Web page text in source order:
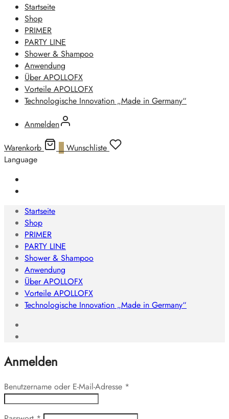
Startseite
Shop
PRIMER
PARTY LINE
Shower & Shampoo
Anwendung
Über APOLLOFX
Vorteile APOLLOFX
Technologische Innovation „Made in Germany“
Anmelden
Warenkorb
Wunschliste
Language
Startseite
Shop
PRIMER
PARTY LINE
Shower & Shampoo
Anwendung
Über APOLLOFX
Vorteile APOLLOFX
Technologische Innovation „Made in Germany“
Anmelden
Benutzername oder E-Mail-Adresse *